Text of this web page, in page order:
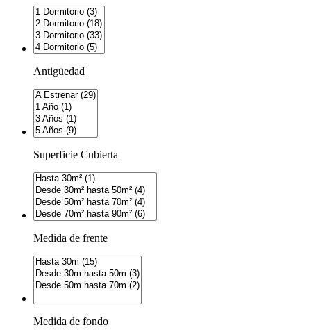
Antigüedad
Superficie Cubierta
Medida de frente
Medida de fondo